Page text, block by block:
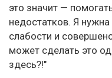
это значит —
недостатков. Я
слабости и
может сделать это
здесь?!"